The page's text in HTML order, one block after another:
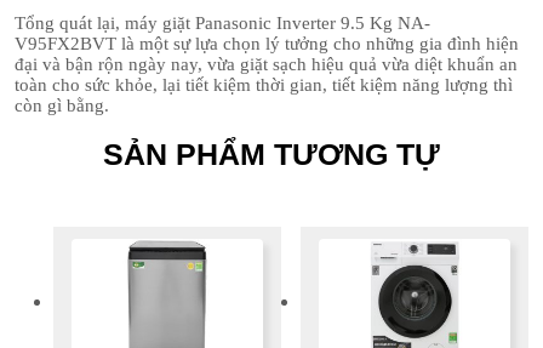
Tổng quát lại, máy giặt Panasonic Inverter 9.5 Kg NA-
V95FX2BVT là một sự lựa chọn lý tưởng cho những gia đình hiện
đại và bận rộn ngày nay, vừa giặt sạch hiệu quả vừa diệt khuẩn an
toàn cho sức khỏe, lại tiết kiệm thời gian, tiết kiệm năng lượng thì
còn gì bằng.
SẢN PHẨM TƯƠNG TỰ